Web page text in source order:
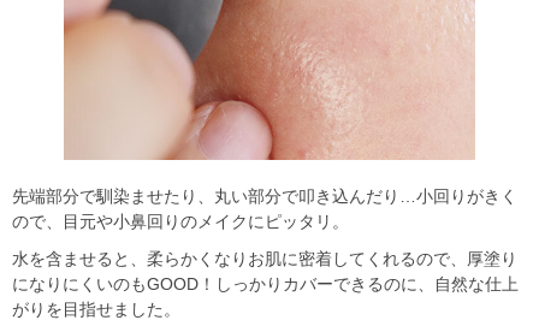
先端部分で馴染ませたり、丸い部分で叩き込んだり…小回りがきく
ので、目元や小鼻回りのメイクにピッタリ。
水を含ませると、柔らかくなりお肌に密着してくれるので、厚塗り
になりにくいのもGOOD！しっかりカバーできるのに、自然な仕上
がりを目指せました。